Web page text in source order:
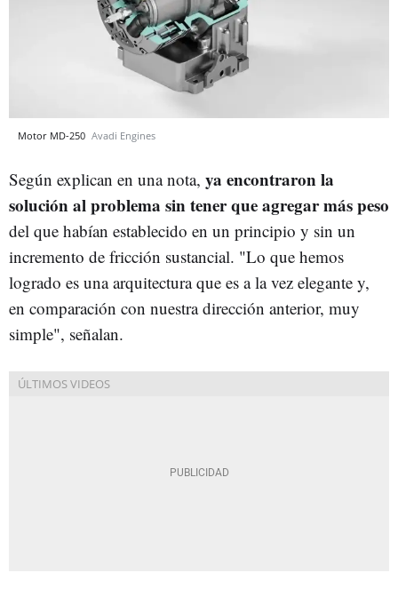
Motor MD-250 Avadi Engines
Según explican en una nota, ya encontraron la
solución al problema sin tener que agregar más peso
del que habían establecido en un principio y sin un
incremento de fricción sustancial. "Lo que hemos
logrado es una arquitectura que es a la vez elegante y,
en comparación con nuestra dirección anterior, muy
simple", señalan.